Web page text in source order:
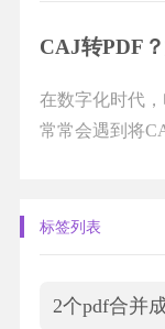
CAJ转PDF
在数字化时代
常常会遇到将
标签列表
2个pdf合并